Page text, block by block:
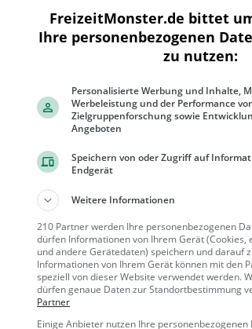
1000 ft
Gaststätten in der Nähe
Thai Chili
Thailändisches
Goldach
Goldach, S
chweiz
nt,
FreizeitMonster.de bittet
Ihre personenbezogenen
zu nutzen:
Personalisierte Werbung und Inhalte,
Werbeleistung und der Performance
Zielgruppenforschung sowie
Angeboten
Speichern von oder Zugriff auf
Endgerät
Weitere Informationen
210 Partner werden Ihre personenbezogenen
dürfen Informationen von Ihrem Gerät (Cookies,
und andere Gerätedaten) speichern und darauf
Informationen von Ihrem Gerät können mit den
speziell von dieser Website verwendet werden.
dürfen genaue Daten zur Standortbestimmung
Partner
Einige Anbieter nutzen Ihre